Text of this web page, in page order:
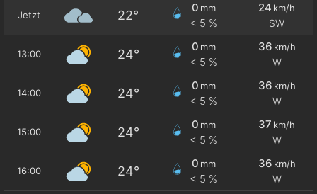
Jetzt 22°
0 mm
< 5 %
24 km/h
SW
13:00 24°
0 mm
< 5 %
36 km/h
W
14:00 24°
0 mm
< 5 %
36 km/h
W
15:00 24°
0 mm
< 5 %
37 km/h
W
16:00 24°
0 mm
< 5 %
36 km/h
W